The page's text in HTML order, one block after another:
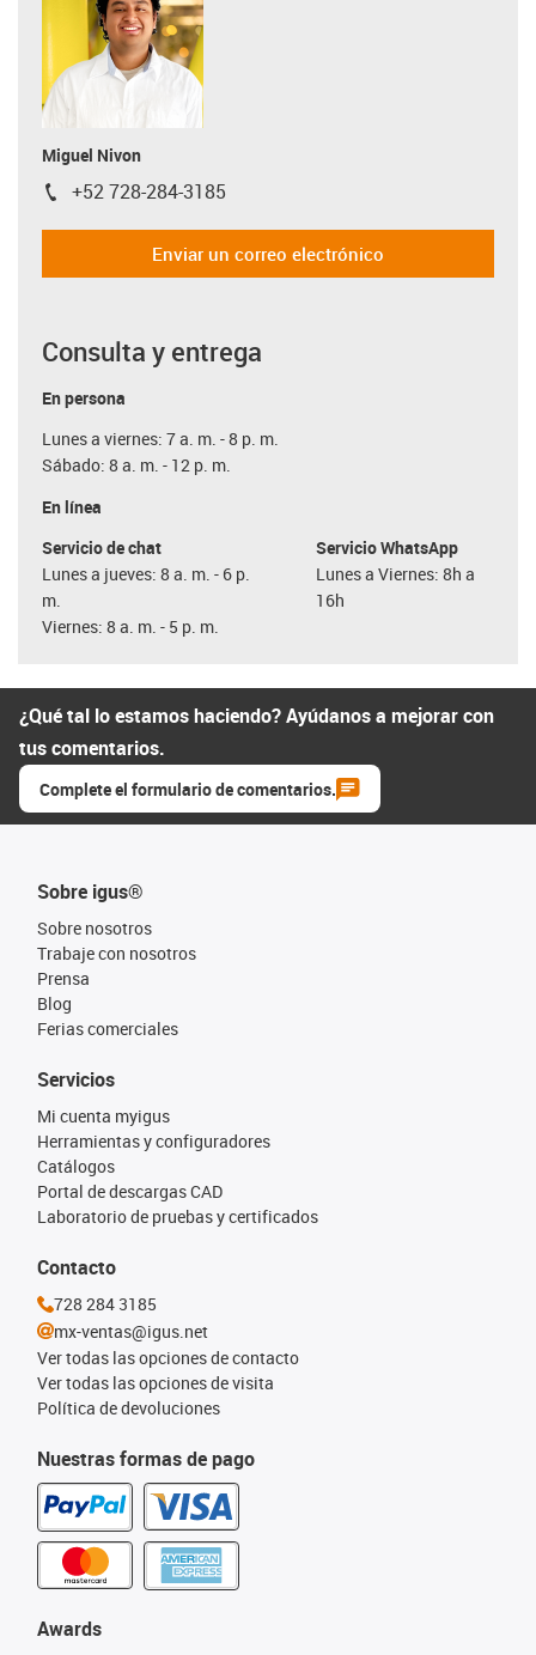
Miguel Nivon
igus-icon-phone
+52 728-284-3185
Enviar un correo electrónico
Consulta y entrega
En persona
Lunes a viernes: 7 a. m. - 8 p. m.
Sábado: 8 a. m. - 12 p. m.
En línea
Servicio de chat
Lunes a jueves: 8 a. m. - 6 p.
m.
Viernes: 8 a. m. - 5 p. m.
Servicio WhatsApp
Lunes a Viernes: 8h a
16h
¿Qué tal lo estamos haciendo? Ayúdanos a mejorar con
tus comentarios.
Complete el formulario de comentarios.
Sobre igus®
Sobre nosotros
Trabaje con nosotros
Prensa
Blog
Ferias comerciales
Nuestras formas de pago
Servicios
Mi cuenta myigus
Herramientas y configuradores
Catálogos
Portal de descargas CAD
Laboratorio de pruebas y certificados
Awards
Contacto
728 284 3185
mx-ventas@igus.net
Ver todas las opciones de contacto
Ver todas las opciones de visita
Política de devoluciones